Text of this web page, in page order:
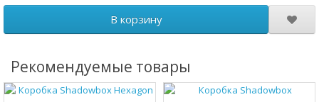
В корзину
Рекомендуемые товары